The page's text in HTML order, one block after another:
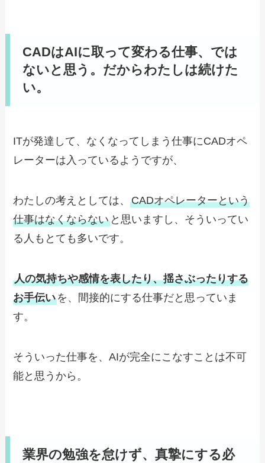
CADはAIに取って変わる仕事、では
ないと思う。だからわたしは続けた
い。
ITが発達して、なくなってしまう仕事にCADオペ
レーターは入っているようですが、
わたしの考えとしては、CADオペレーターという
仕事はなくならない と思いますし、そういってい
る人もとても多いです。
人の気持ちや感情を表したり、揺さぶったりする
お手伝いを、間接的にする仕事だと思っていま
す。
そういった仕事を、AIが完全にこなすことは不可
能と思うから。
業界の勉強を怠けず、真摯にする必